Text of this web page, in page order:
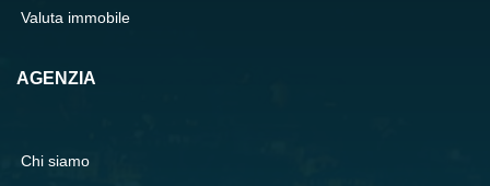
Valuta immobile
AGENZIA
Chi siamo